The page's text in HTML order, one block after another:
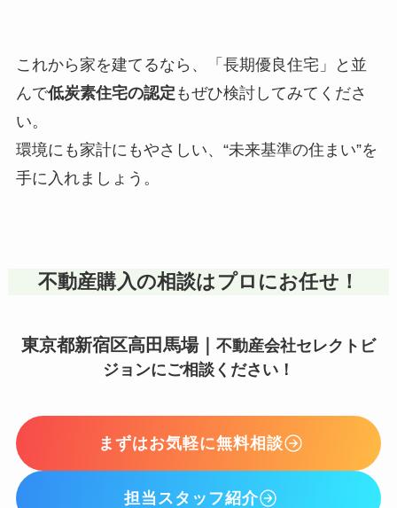
これから家を建てるなら、「長期優良住宅」と並
んで低炭素住宅の認定 もぜひ検討してみてくださ
い。
環境にも家計にもやさしい、“未来基準の住まい”を
手に入れましょう。
不動産購入の相談はプロにお任せ！
東京都新宿区高田馬場｜ 不動産会社セレクトビ
ジョンにご相談ください！
まずはお気軽に無料相談
担当スタッフ紹介